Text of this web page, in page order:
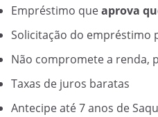
Empréstimo queaprova
Solicitação do empréstimo
Não compromete a renda,
Taxas de juros baratas
Antecipe até 7 anos de